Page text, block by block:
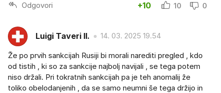
Odgovori +10 10 0
Luigi Taveri II. 14. 03. 2025 19.54
Že po prvih sankcijah Rusiji bi morali narediti pregled , kdo
od tistih , ki so za sankcije najbolj navijali , se tega potem
niso držali. Pri tokratnih sankcijah pa je teh anomalij že
toliko obelodanjenih , da se samo neumni še tega držijo in